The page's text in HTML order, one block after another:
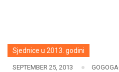
Sjednice u 2013. godini
SEPTEMBER 25, 2013